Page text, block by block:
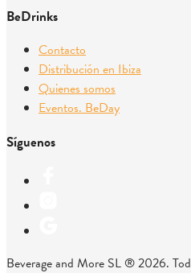
BeDrinks
Contacto
Distribución en Ibiza
Quienes somos
Eventos. BeDay
Síguenos
Beverage and More SL ® 2026.